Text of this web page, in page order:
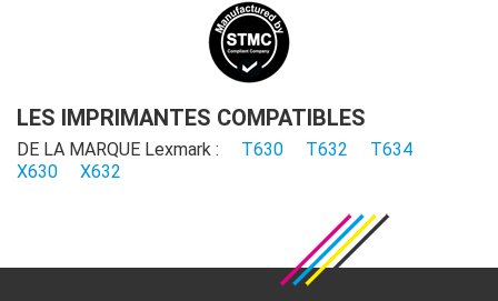
LES IMPRIMANTES COMPATIBLES
DE LA MARQUE Lexmark : T630 T632
T634
X630
X632